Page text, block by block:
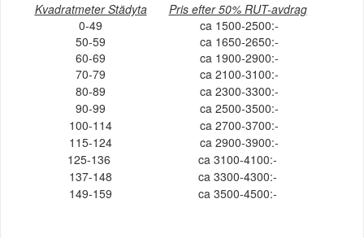
Kvadratmeter Städyta
Pris efter 50% RUT-avdrag
0-49
ca 1500-2500:-
50-59
ca 1650-2650:-
60-69
ca 1900-2900:-
70-79
ca 2100-3100:-
80-89
ca 2300-3300:-
90-99
ca 2500-3500:-
100-114
ca 2700-3700:-
115-124
ca 2900-3900:-
125-136
ca 3100-4100:-
137-148
ca 3300-4300:-
149-159
ca 3500-4500:-